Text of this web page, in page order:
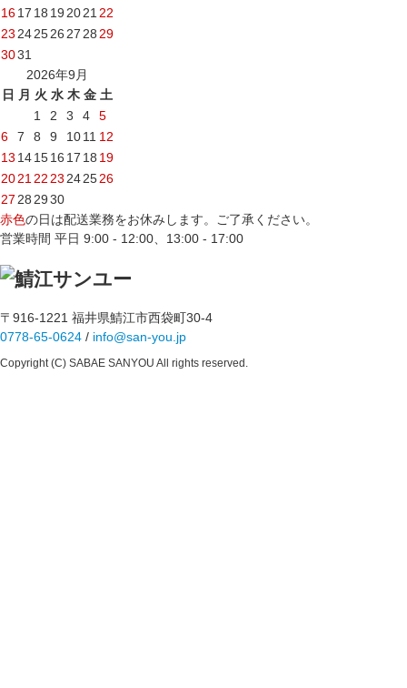
1617 18 19202122
23242526272829
3031
2026年9月
日 月 火 水 木 金 土
1
2 3 4
5
6
7 8 9 1011 12
13 141516 17 18 19
20212223242526
27282930
赤色の日は配送業務をお休みします。ご了承ください。
営業時間 平日 9:00 - 12:00、13:00 - 17:00
〒916-1221 福井県鯖江市西袋町30-4
0778-65-0624 / info@san-you.jp
Copyright (C) SABAE SANYOU All rights reserved.